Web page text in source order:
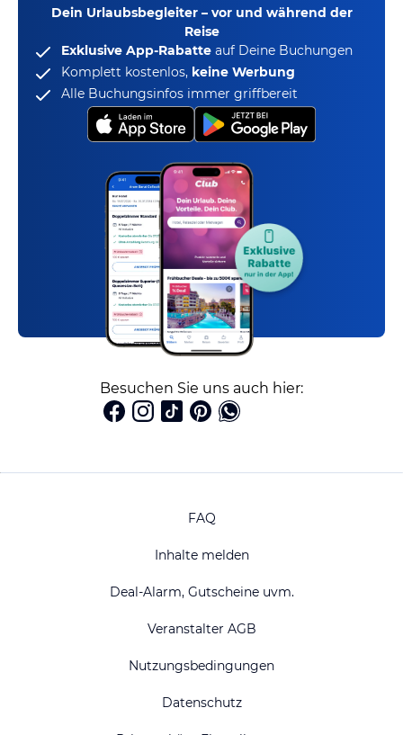
Dein Urlaubsbegleiter – vor und während der
Reise
Exklusive App-Rabatte auf Deine Buchungen
Komplett kostenlos, keine Werbung
Alle Buchungsinfos immer griffbereit
Besuchen Sie uns auch hier:
FAQ
Inhalte melden
Deal-Alarm, Gutscheine uvm.
Veranstalter AGB
Nutzungsbedingungen
Datenschutz